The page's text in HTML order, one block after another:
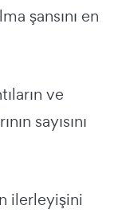
şansını en
ve
sayısını
ilerleyişini